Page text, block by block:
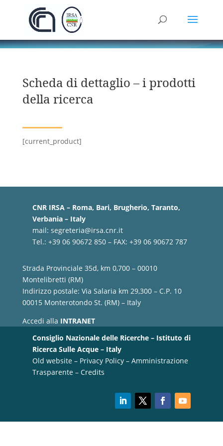
Scheda di dettaglio – i prodotti
della ricerca
[current_product]
CNR IRSA – Roma, Bari, Brugherio, Taranto,
Verbania – Italy
mail: segreteria@irsa.cnr.it
Tel.: +39 06 90672 850 – FAX: +39 06 90672 787
Strada Provinciale 35d, km 0,700 – 00010
Montelibretti (RM)
Indirizzo postale: Via Salaria km 29,300 – C.P. 10
00015 Monterotondo St. (RM) – Italy
Accedi alla INTRANET
Consiglio Nazionale delle Ricerche – Istituto di
Ricerca Sulle Acque – Italy
Old website– Privacy Policy– Amministrazione
Trasparente– Credits